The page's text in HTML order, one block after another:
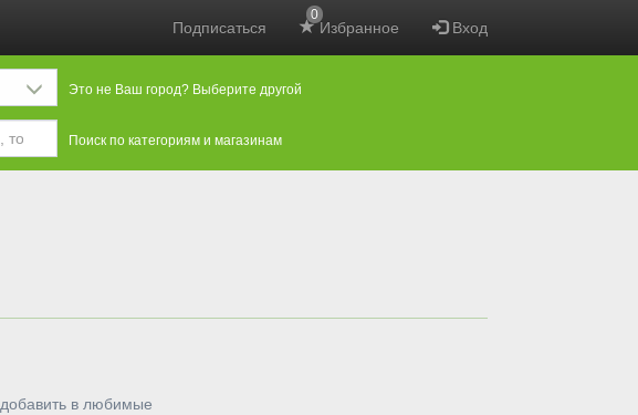
Подписаться Избранное
0
Вход
Это не Ваш город? Выберите другой
Поиск по категориям и магазинам
добавить в любимые